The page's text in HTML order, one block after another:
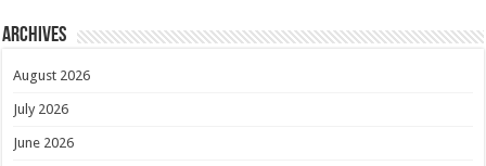
Archives
August 2026
July 2026
June 2026